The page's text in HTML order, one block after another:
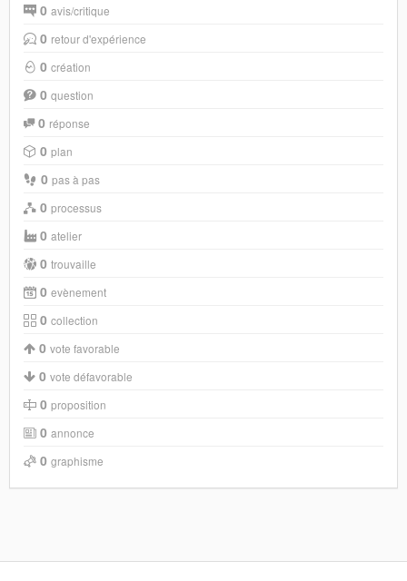
0 avis/critique
0 retour d'expérience
0 création
0 question
0 réponse
0 plan
0 pas à pas
0 processus
0 atelier
0 trouvaille
0 evènement
0 collection
0 vote favorable
0 vote défavorable
0 proposition
0 annonce
0 graphisme